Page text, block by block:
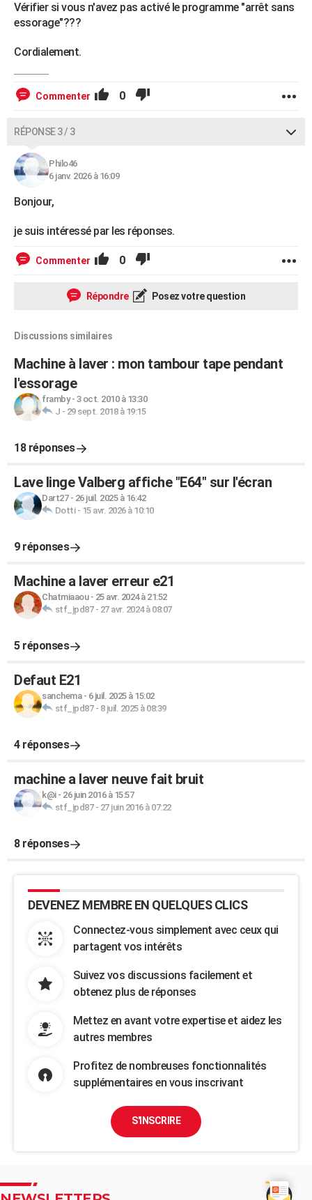
Vérifier si vous n'avez pas activé le programme "arrêt sans
essorage"???
Cordialement.
Commenter 0
RÉPONSE 3 / 3
Philo46
6 janv. 2026 à 16:09
Bonjour,
je suis intéressé par les réponses.
Commenter 0
Répondre Posez votre question
Discussions similaires
Machine à laver : mon tambour tape pendant
l'essorage
framby- 3 oct. 2010 à 13:30
J - 29 sept. 2018 à 19:15
18 réponses
Lave linge Valberg affiche "E64" sur l'écran
Dart27- 26 juil. 2025 à 16:42
Dotti- 15 avr. 2026 à 10:10
9 réponses
Machine a laver erreur e21
Chatmiaaou- 25 avr. 2024 à 21:52
stf_jpd87- 27 avr. 2024 à 08:07
5 réponses
Defaut E21
sanchema- 6 juil. 2025 à 15:02
stf_jpd87- 8 juil. 2025 à 08:39
4 réponses
machine a laver neuve fait bruit
k@i- 26 juin 2016 à 15:57
stf_jpd87- 27 juin 2016 à 07:22
8 réponses
DEVENEZ MEMBRE EN QUELQUES CLICS
Connectez-vous simplement avec ceux qui
partagent vos intérêts
Suivez vos discussions facilement et
obtenez plus de réponses
Mettez en avant votre expertise et aidez les
autres membres
Profitez de nombreuses fonctionnalités
supplémentaires en vous inscrivant
S'INSCRIRE